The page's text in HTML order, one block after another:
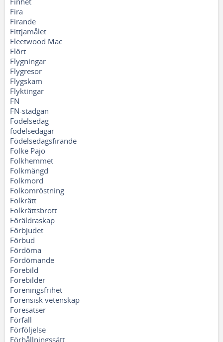
Fira
Firande
Fittjamålet
Fleetwood Mac
Flört
Flygningar
Flygresor
Flygskam
Flyktingar
FN
FN-stadgan
Födelsedag
födelsedagar
Födelsedagsfirande
Folke Pajo
Folkhemmet
Folkmängd
Folkmord
Folkomröstning
Folkrätt
Folkrättsbrott
Föräldraskap
Förbjudet
Förbud
Fördöma
Fördömande
Förebild
Förebilder
Föreningsfrihet
Forensisk vetenskap
Föresatser
Förfall
Förföljelse
Förhållningssätt